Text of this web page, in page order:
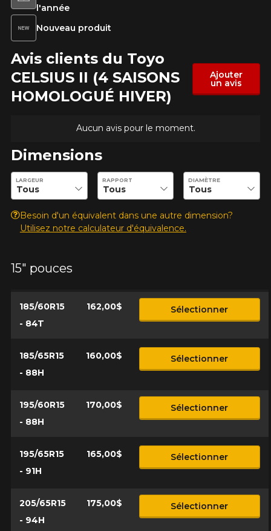
l'année
Nouveau produit
Avis clients du Toyo
CELSIUS II (4 SAISONS
HOMOLOGUÉ HIVER)
Ajouter
un avis
Aucun avis pour le moment.
Dimensions
Entrez les dimensions souhaitées pour vérifier la disponibilité
LARGEUR RAPPORT DIAMÈTRE
Besoin d'un équivalent dans une autre dimension?
Utilisez notre calculateur d'équivalence.
15" pouces
185/60R15
- 84T
162,00$ Sélectionner
185/65R15
- 88H
160,00$ Sélectionner
195/60R15
- 88H
170,00$ Sélectionner
195/65R15
- 91H
165,00$ Sélectionner
205/65R15
- 94H
175,00$ Sélectionner
AJOUTER UN AVIS
Votre avis concernant le
CELSIUS II (4 SAISONS
Nom
Année
Modèle